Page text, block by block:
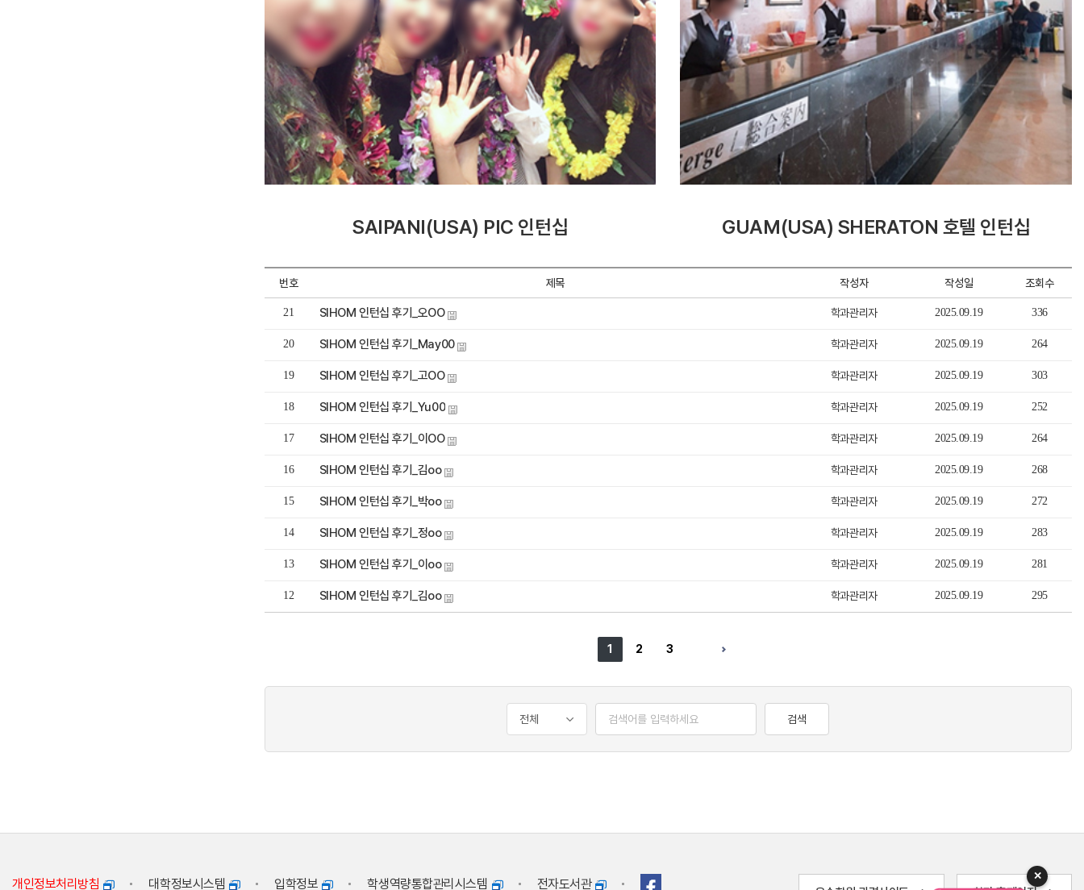
SAIPANI(USA) PIC 인턴십 GUAM(USA) SHERATON 호텔 인턴십
번호 제목 작성자 작성일 조회수
21 SIHOM 인턴십 후기_오OO 학과관리자 2025.09.19 336
20 SIHOM 인턴십 후기_May00 학과관리자 2025.09.19 264
19 SIHOM 인턴십 후기_고OO 학과관리자 2025.09.19 303
18 SIHOM 인턴십 후기_Yu00 학과관리자 2025.09.19 252
17 SIHOM 인턴십 후기_이OO 학과관리자 2025.09.19 264
16 SIHOM 인턴십 후기_김oo 학과관리자 2025.09.19 268
15 SIHOM 인턴십 후기_박oo 학과관리자 2025.09.19 272
14 SIHOM 인턴십 후기_정oo 학과관리자 2025.09.19 283
13 SIHOM 인턴십 후기_이oo 학과관리자 2025.09.19 281
12 SIHOM 인턴십 후기_김oo 학과관리자 2025.09.19 295
1 2 3
검색
개인정보처리방침 대학정보시스템 입학정보 학생역량통합관리시스템 전자도서관
✕